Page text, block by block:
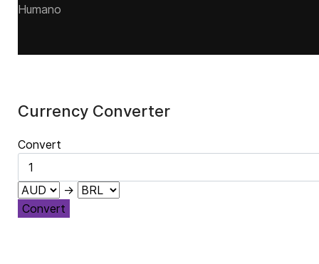
Humano
Currency Converter
Convert
→
Convert